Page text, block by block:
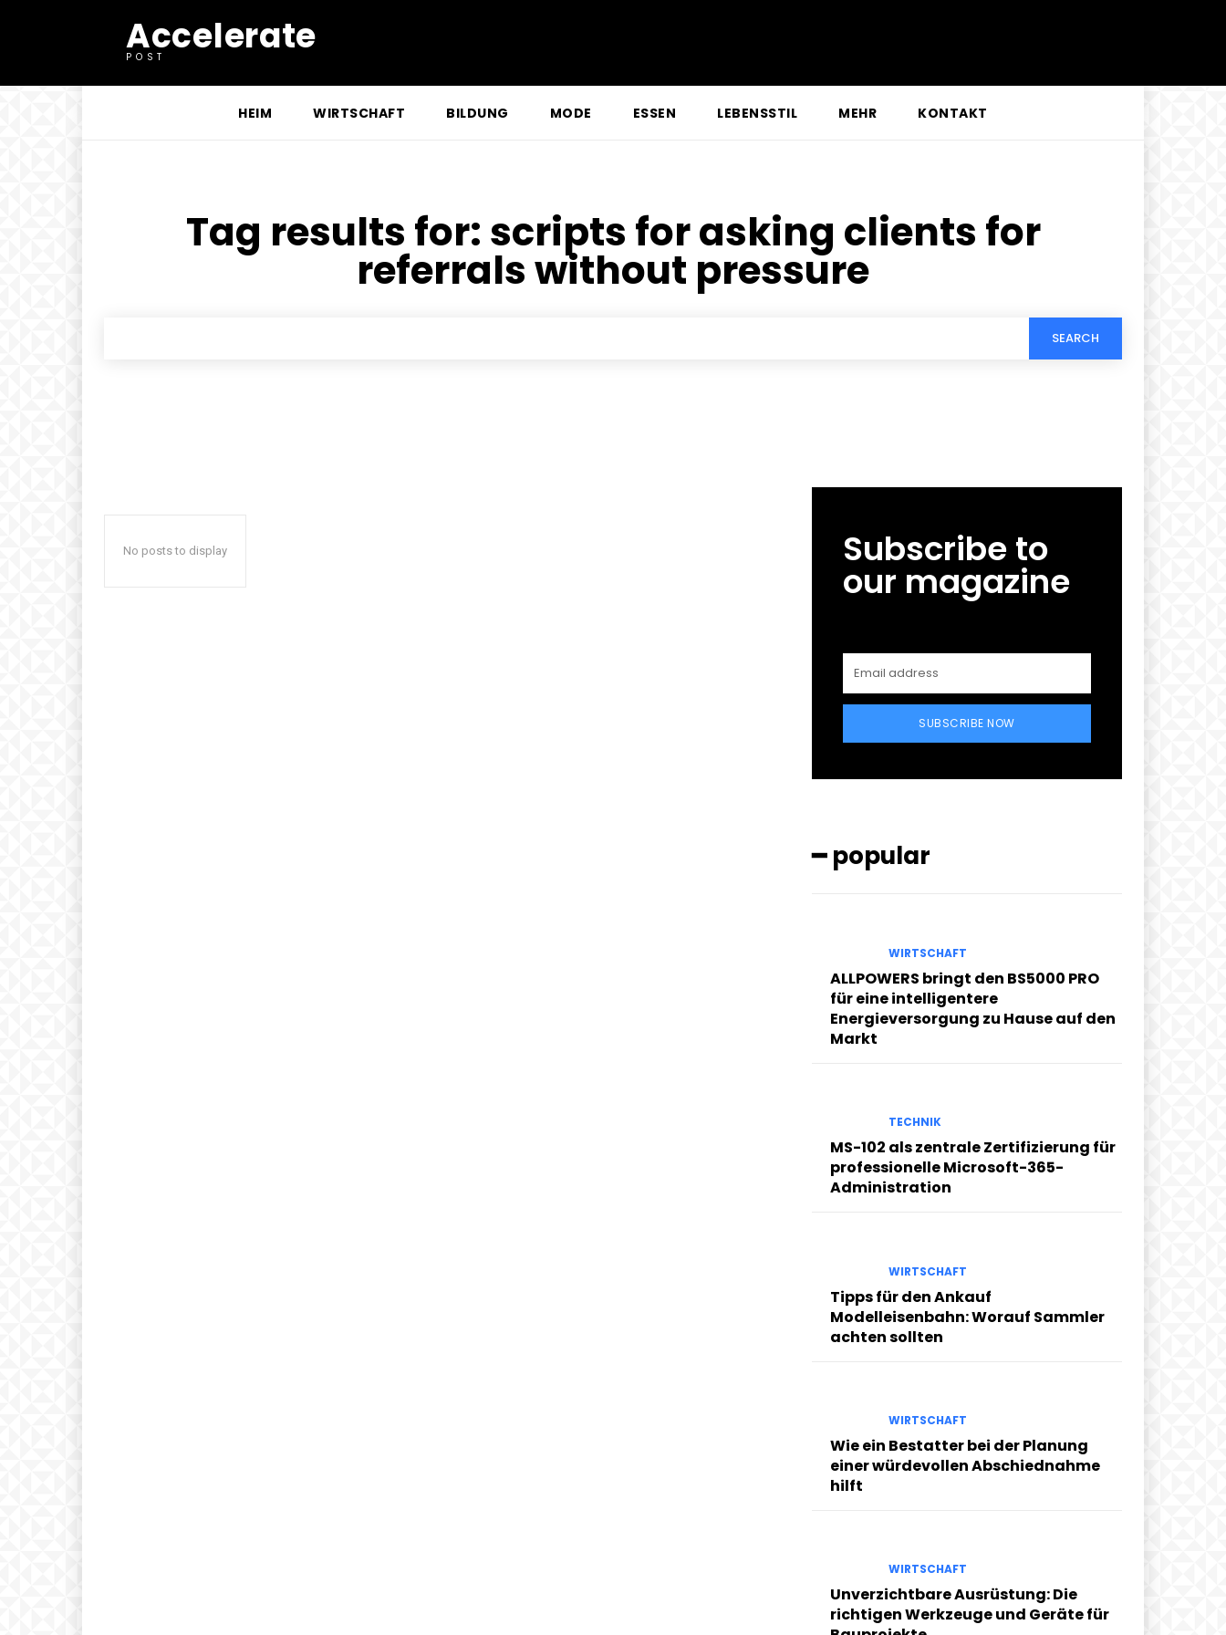
Accelerate
POST
HEIM WIRTSCHAFT BILDUNG MODE ESSEN LEBENSSTIL MEHR KONTAKT
Tag results for: scripts for asking clients for
referrals without pressure
SEARCH
No posts to display Subscribe to
our magazine
SUBSCRIBE NOW
━ popular
WIRTSCHAFT
ALLPOWERS bringt den BS5000 PRO
für eine intelligentere
Energieversorgung zu Hause auf den
Markt
TECHNIK
MS-102 als zentrale Zertifizierung für
professionelle Microsoft-365-
Administration
WIRTSCHAFT
Tipps für den Ankauf
Modelleisenbahn: Worauf Sammler
achten sollten
WIRTSCHAFT
Wie ein Bestatter bei der Planung
einer würdevollen Abschiednahme
hilft
WIRTSCHAFT
Unverzichtbare Ausrüstung: Die
richtigen Werkzeuge und Geräte für